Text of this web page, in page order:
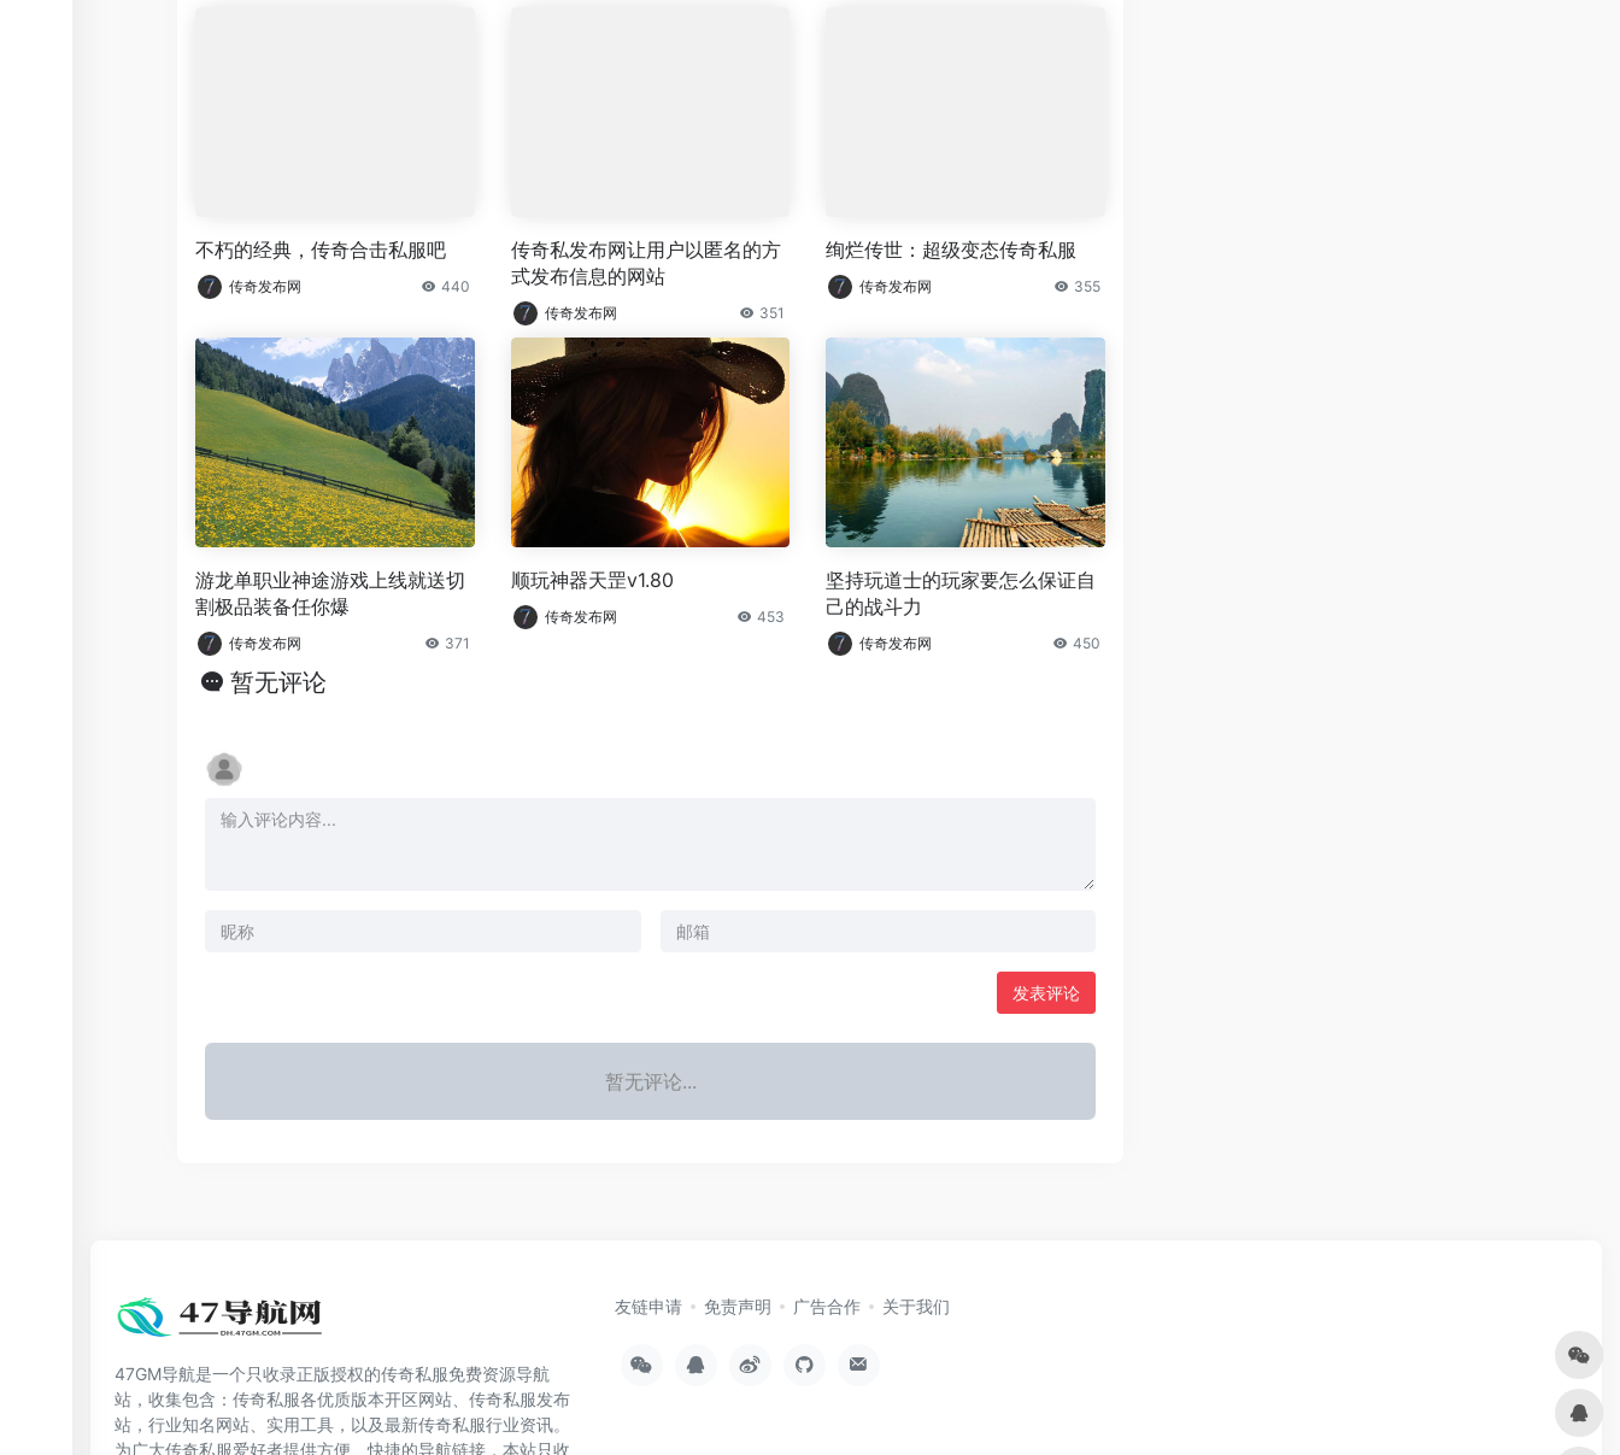
不朽的经典，传奇合击私服吧
传奇发布网 440
传奇私发布网让用户以匿名的方
式发布信息的网站
传奇发布网 351
绚烂传世：超级变态传奇私服
传奇发布网 355
游龙单职业神途游戏上线就送切
割极品装备任你爆
传奇发布网 371
顺玩神器天罡v1.80
传奇发布网 453
坚持玩道士的玩家要怎么保证自
己的战斗力
传奇发布网 450
暂无评论
发表评论
暂无评论...
47GM导航是一个只收录正版授权的传奇私服免费资源导航
站，收集包含：传奇私服各优质版本开区网站、传奇私服发布
站，行业知名网站、实用工具，以及最新传奇私服行业资讯。
为广大传奇私服爱好者提供方便、快捷的导航链接，本站只收
友链申请 免责声明 广告合作 关于我们